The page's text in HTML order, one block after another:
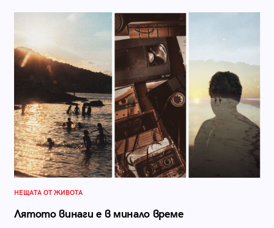
НЕЩАТА ОТ ЖИВОТА
Лятото винаги е в минало време